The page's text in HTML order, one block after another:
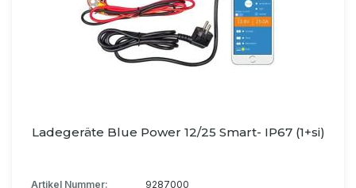
Ladegeräte Blue Power 12/25 Smart- IP67 (1+si)
Artikel Nummer: 9287000